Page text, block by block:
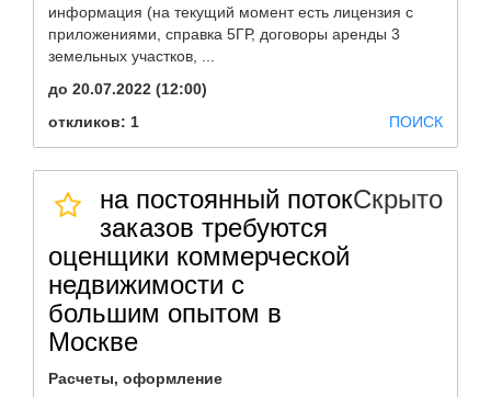
информация (на текущий момент есть лицензия с
приложениями, справка 5ГР, договоры аренды 3
земельных участков, ...
до 20.07.2022 (12:00)
откликов: 1
ПОИСК
на постоянный поток
заказов требуются
оценщики коммерческой
недвижимости с
большим опытом в
Москве
Скрыто
Расчеты, оформление